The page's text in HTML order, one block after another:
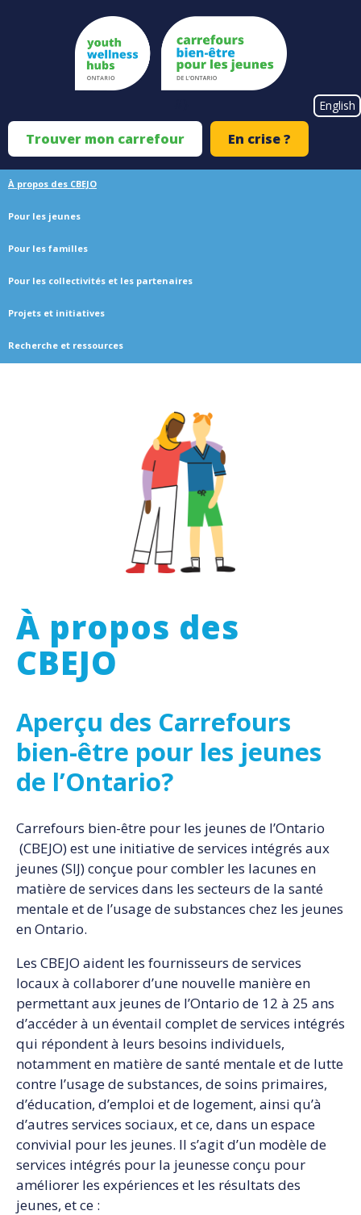
English
Top
Menu
Trouver mon carrefour En crise ?
Main
À propos des CBEJO
Pour les jeunes
Pour les familles
Pour les collectivités et les partenaires
Projets et initiatives
Recherche et ressources
À propos des
CBEJO
Aperçu des Carrefours
bien-être pour les jeunes
de l’Ontario?
Carrefours bien-être pour les jeunes de l’Ontario
(CBEJO) est une initiative de services intégrés aux
jeunes (SIJ) conçue pour combler les lacunes en
matière de services dans les secteurs de la santé
mentale et de l’usage de substances chez les jeunes
en Ontario.
Les CBEJO aident les fournisseurs de services
locaux à collaborer d’une nouvelle manière en
permettant aux jeunes de l’Ontario de 12 à 25 ans
d’accéder à un éventail complet de services intégrés
qui répondent à leurs besoins individuels,
notamment en matière de santé mentale et de lutte
contre l’usage de substances, de soins primaires,
d’éducation, d’emploi et de logement, ainsi qu’à
d’autres services sociaux, et ce, dans un espace
convivial pour les jeunes. Il s’agit d’un modèle de
services intégrés pour la jeunesse conçu pour
améliorer les expériences et les résultats des
jeunes, et ce :